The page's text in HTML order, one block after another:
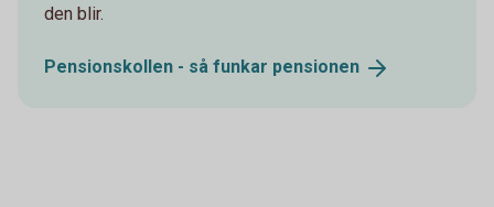
den blir.
Pensionskollen - så funkar pensionen